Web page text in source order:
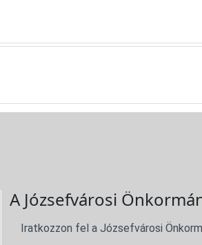
A Józsefvárosi
Iratkozzon fel a Józsefvárosi